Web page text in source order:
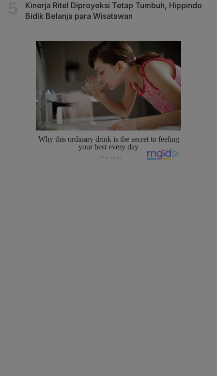
Kinerja Ritel Diproyeksi Tetap Tumbuh, Hippindo
Bidik Belanja para Wisatawan